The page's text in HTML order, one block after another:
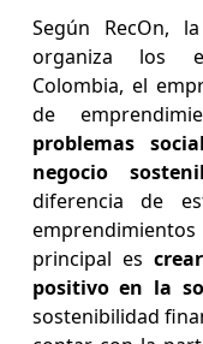
Según RecOn,
organiza los
Colombia, el
de
problemas
negocio
diferencia de
principal es
positivo en la
sostenibilidad